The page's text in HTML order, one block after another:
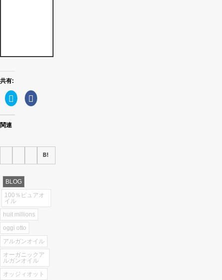
共有:
ク
リ
ク
し
ィ
ン
ド
ウ
で
開
き
ま
す)
Facebook
で
ク
さ
い
し
い
ウ
ド
ウ
で
開
き
ま
す)
関連
BLOG
100％ピュアオ
イル
huit millions
oggi otto
アルガンオイル
オーガニックア
ルガンオイル
オッジィオット